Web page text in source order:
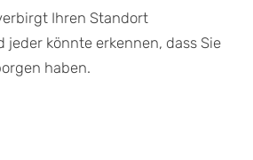
Ihren Standort
könnte erkennen, dass Sie
haben.